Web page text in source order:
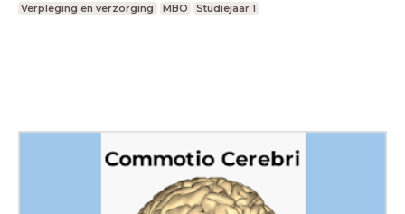
Verpleging en verzorging MBO Studiejaar 1